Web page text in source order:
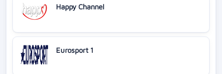
Happy Channel
Eurosport 1